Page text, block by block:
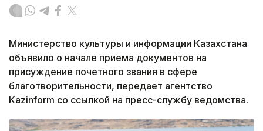
Министерство культуры и информации Казахстана
объявило о начале приема документов на
присуждение почетного звания в сфере
благотворительности, передает агентство
Kazinform со ссылкой на пресс-службу ведомства.